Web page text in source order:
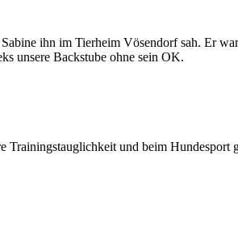
ihn im Tierheim Vösendorf sah. Er
unsere Backstube ohne sein OK.
und beim